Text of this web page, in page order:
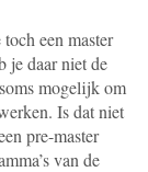
een master
je daar niet de
mogelijk om
Is dat niet
pre-master
van de